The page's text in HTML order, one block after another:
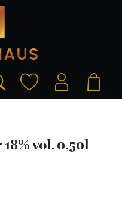
vol. 0,50l